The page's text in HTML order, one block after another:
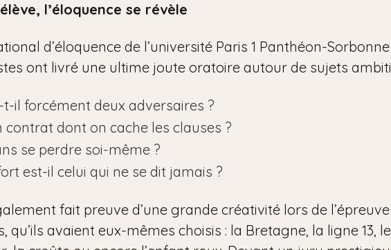
l’éloquence se révèle
d’éloquence de l’université Paris 1 Panthéon-
ont livré une ultime joute oratoire autour de sujets
il forcément deux adversaires ?
dont on cache les clauses ?
se perdre soi-même ?
est-il celui qui ne se dit jamais ?
fait preuve d’une grande créativité lors de
qu’ils avaient eux-mêmes choisis : la Bretagne, la ligne 13,